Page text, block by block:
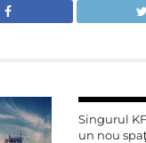
Singurul
un nou